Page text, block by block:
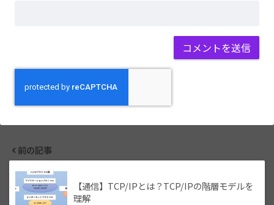
前の記事
【通信】TCP/IPとは？TCP/IPの階層モデルを
理解